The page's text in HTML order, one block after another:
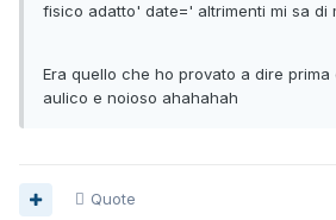
fisico adatto' date=' altrimenti mi sa di
Era quello che ho provato a dire
aulico e noioso ahahahah
Quote